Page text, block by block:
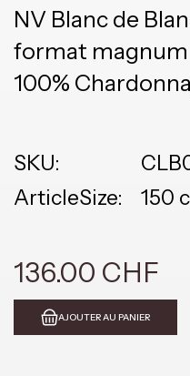
NV Blanc de
format magnum
100%
SKU:
ArticleSize:
150
136.00 CHF
AJOUTER AU PANIER